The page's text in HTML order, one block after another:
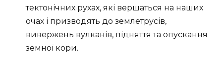
тектонічних рухах, які вершаться на наших
очах і призводять до землетрусів,
вивержень вулканів, підняття та опускання
земної кори.